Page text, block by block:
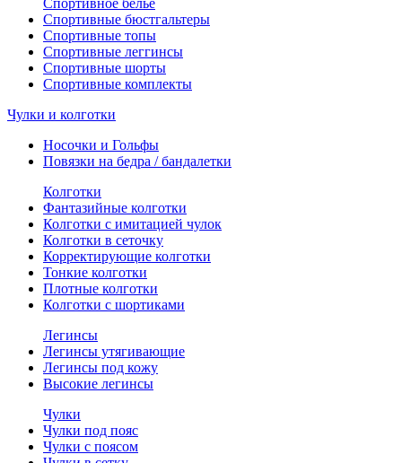
Спортивное белье
Спортивные бюстгальтеры
Спортивные топы
Спортивные леггинсы
Спортивные шорты
Спортивные комплекты
Чулки и колготки
Носочки и Гольфы
Повязки на бедра / бандалетки
Колготки
Фантазийные колготки
Колготки с имитацией чулок
Колготки в сеточку
Корректирующие колготки
Тонкие колготки
Плотные колготки
Колготки с шортиками
Легинсы
Легинсы утягивающие
Легинсы под кожу
Высокие легинсы
Чулки
Чулки под пояс
Чулки с поясом